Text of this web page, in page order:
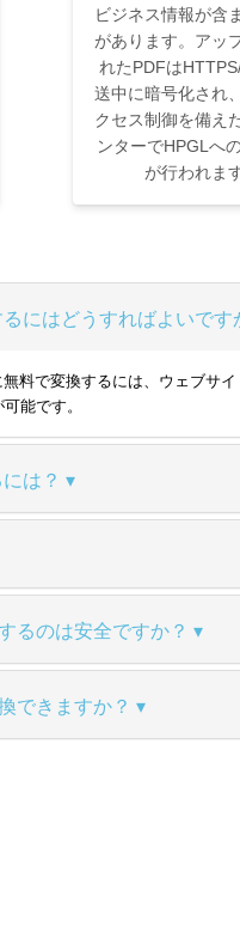
ビジネス情報が含
があります。アッ
れたPDFは
送中に暗号化され
クセス制御を備え
ンターでHPGLへ
が行われます
にはどうすればよいです
料で変換するには、ウェブサ
能です。
は？
るのは安全ですか？
できますか？